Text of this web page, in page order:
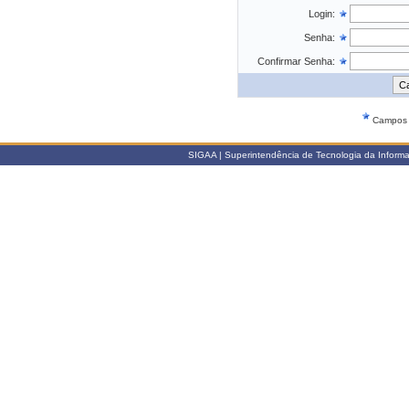
Login:
Senha:
Confirmar Senha:
SIGAA | Superintendência de Tecnologia da